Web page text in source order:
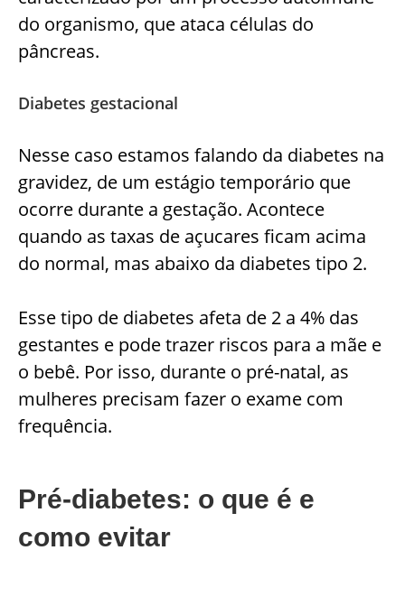
do organismo, que ataca células do
pâncreas.
Diabetes gestacional
Nesse caso estamos falando da diabetes na
gravidez, de um estágio temporário que
ocorre durante a gestação. Acontece
quando as taxas de açucares ficam acima
do normal, mas abaixo da diabetes tipo 2.
Esse tipo de diabetes afeta de 2 a 4% das
gestantes e pode trazer riscos para a mãe e
o bebê. Por isso, durante o pré-natal, as
mulheres precisam fazer o exame com
frequência.
Pré-diabetes: o que é e
como evitar